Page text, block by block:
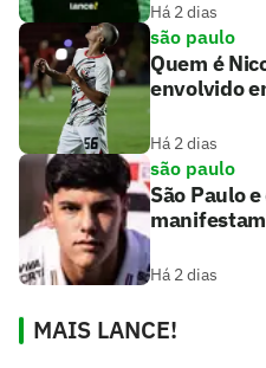
Há 2 dias
são paulo
Quem é
envolvido
Há 2 dias
são paulo
São Paulo
Há 2 dias
MAIS LANCE!